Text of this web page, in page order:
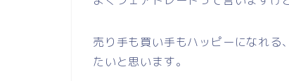
売り手も買い手もハッピーになれ
たいと思います。